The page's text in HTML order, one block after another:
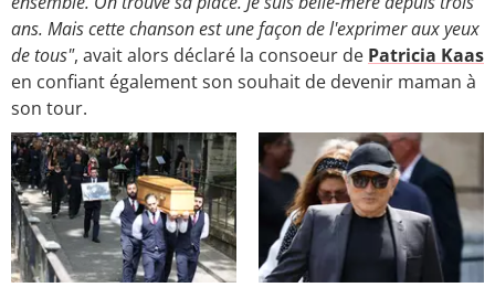
ans. Mais cette chanson est une façon de l'exprimer aux yeux
de tous", avait alors déclaré la consoeur de Patricia Kaas
en confiant également son souhait de devenir maman à
son tour.